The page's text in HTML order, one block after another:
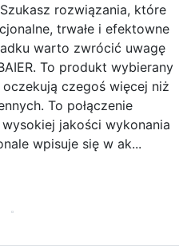
rozwiązania, które
trwałe i efektowne
warto zwrócić uwagę
To produkt wybierany
czegoś więcej niż
To połączenie
jakości wykonania
wpisuje się w ak...